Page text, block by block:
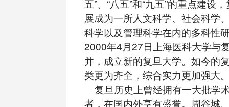
五”、“八五”和“九五”的重点建设
展成为一所人文科学、社会科学
科学以及管理科学在内的多科性
2000年4月27日上海医科大学与
并，成立新的复旦大学。如今的
类更为齐全，综合实力更加强大
复旦历史上曾经拥有一大批学
者，在国内外享有盛誉。周谷城